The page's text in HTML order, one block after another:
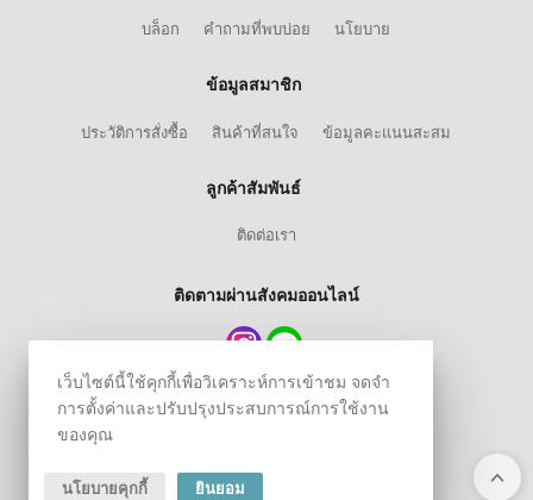
บล็อก คำถามที่พบบ่อย นโยบาย
ข้อมูลสมาชิก
ประวัติการสั่งซื้อ สินค้าที่สนใจ ข้อมูลคะแนนสะสม
ลูกค้าสัมพันธ์
ติดต่อเรา
ติดตามผ่านสังคมออนไลน์
เว็บไซต์นี้ใช้คุกกี้เพื่อวิเคราะห์การเข้าชม จดจำ
การตั้งค่าและปรับปรุงประสบการณ์การใช้งาน
ของคุณ
นโยบายคุกกี้ ยินยอม